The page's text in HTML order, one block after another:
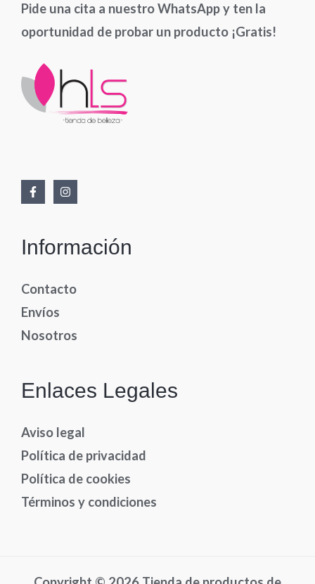
Pide una cita a nuestro WhatsApp y ten la
oportunidad de probar un producto ¡Gratis!
Información
Contacto
Envíos
Nosotros
Enlaces Legales
Aviso legal
Política de privacidad
Política de cookies
Términos y condiciones